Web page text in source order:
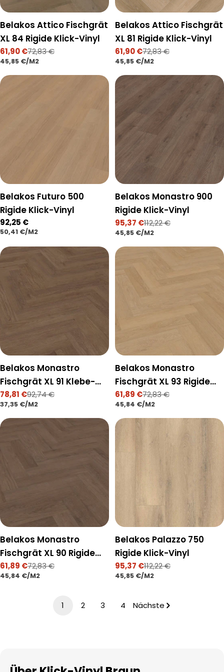
Belakos Attico Fischgrät
XL 84 Rigide Klick-Vinyl
Verkaufspreis
61,90 €
Regulärer
Preis
72,83 €
STÜCKPREIS
45,85 €/PRO
M2
Belakos Attico Fischgrät
XL 81 Rigide Klick-Vinyl
Verkaufspreis
61,90 €
Regulärer
Preis
72,83 €
STÜCKPREIS
45,85 €/PRO
M2
Belakos Futuro 500
Rigide Klick-Vinyl
Regulärer
Preis
92,25 €
STÜCKPREIS
50,41 €/PRO
M2
Belakos Monastro 900
Rigide Klick-Vinyl
Verkaufspreis
95,37 €
Regulärer
Preis
112,22 €
STÜCKPREIS
45,85 €/PRO
M2
Belakos Monastro
Fischgrät XL 91 Klebe-
Vinyl
Verkaufspreis
78,81 €
Regulärer
Preis
92,74 €
STÜCKPREIS
37,35 €/PRO
M2
Belakos Monastro
Fischgrät XL 93 Rigide
Klick-Vinyl
Verkaufspreis
61,89 €
Regulärer
Preis
72,83 €
STÜCKPREIS
45,84 €/PRO
M2
Belakos Monastro
Fischgrät XL 90 Rigide
Klick-Vinyl
Verkaufspreis
61,89 €
Regulärer
Preis
72,83 €
STÜCKPREIS
45,84 €/PRO
M2
Belakos Palazzo 750
Rigide Klick-Vinyl
Verkaufspreis
95,37 €
Regulärer
Preis
112,22 €
STÜCKPREIS
45,85 €/PRO
M2
1 2 3 4 Nächste